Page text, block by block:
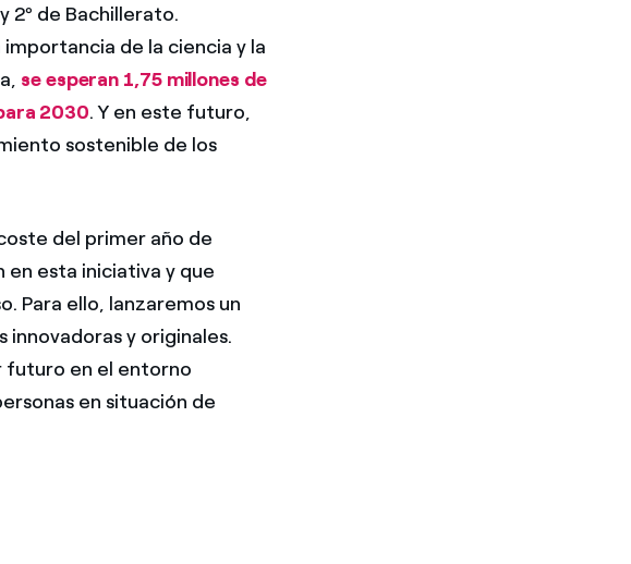
2º de Bachillerato.
de la ciencia y la
se esperan 1,75 millones de
2030. Y en este futuro,
sostenible de los
del primer año de
en esta iniciativa y que
Para ello, lanzaremos un
innovadoras y originales.
futuro en el entorno
en situación de